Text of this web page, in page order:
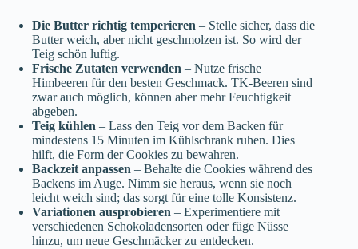
Die Butter richtig temperieren – Stelle sicher, dass die
Butter weich, aber nicht geschmolzen ist. So wird der
Teig schön luftig.
Frische Zutaten verwenden – Nutze frische
Himbeeren für den besten Geschmack. TK-Beeren sind
zwar auch möglich, können aber mehr Feuchtigkeit
abgeben.
Teig kühlen – Lass den Teig vor dem Backen für
mindestens 15 Minuten im Kühlschrank ruhen. Dies
hilft, die Form der Cookies zu bewahren.
Backzeit anpassen – Behalte die Cookies während des
Backens im Auge. Nimm sie heraus, wenn sie noch
leicht weich sind; das sorgt für eine tolle Konsistenz.
Variationen ausprobieren – Experimentiere mit
verschiedenen Schokoladensorten oder füge Nüsse
hinzu, um neue Geschmäcker zu entdecken.